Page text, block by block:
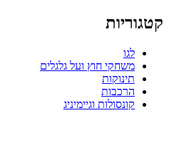
לגו
משחקי חוץ ועל גלגלים
תינוקות
הרכבות
קונסולות וגיימיניג